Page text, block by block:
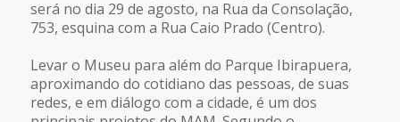
será no dia 29 de agosto, na Rua da Consolação,
753, esquina com a Rua Caio Prado (Centro).
Levar o Museu para além do Parque Ibirapuera,
aproximando do cotidiano das pessoas, de suas
redes, e em diálogo com a cidade, é um dos